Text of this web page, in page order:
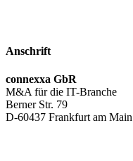
Anschrift
connexxa GbR
M&A für die IT-Branche
Berner Str. 79
D-60437 Frankfurt am Main